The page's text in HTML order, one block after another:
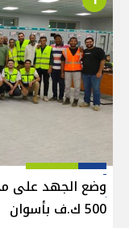
وضع الجهد على
500 ك.ف بأسوان